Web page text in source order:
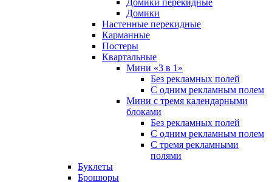
Домики
Настенные перекидные
Карманные
Постеры
Квартальные
Мини «3 в 1»
Без рекламных полей
С одним рекламным полем
Мини с тремя календарными
блоками
Без рекламных полей
С одним рекламным полем
С тремя рекламными
полями
Буклеты
Брошюры